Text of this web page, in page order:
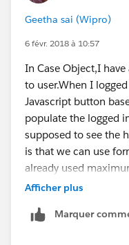
Geetha sai (Wipro)
6 févr. 2018 à 10:57
In Case Object,I
to user.When I
Javascript button
populate the logged
supposed to see the
is that we can use
already used
object. How can i
Afficher plus
Marquer